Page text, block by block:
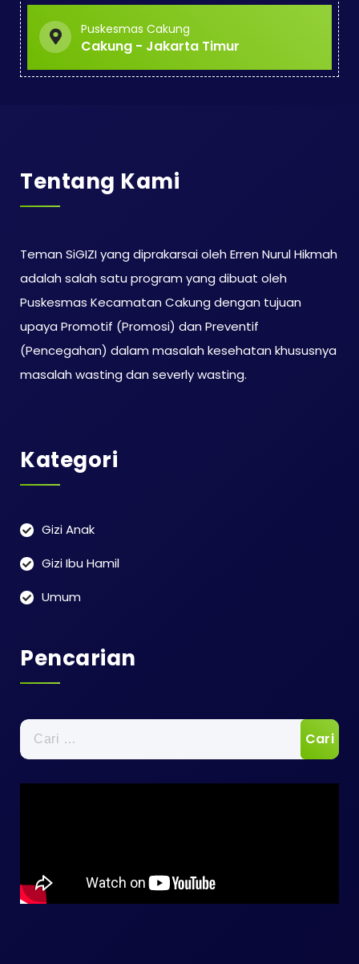
Puskesmas Cakung
Cakung - Jakarta Timur
Tentang Kami
Teman SiGIZI yang diprakarsai oleh Erren Nurul Hikmah
adalah salah satu program yang dibuat oleh
Puskesmas Kecamatan Cakung dengan tujuan
upaya Promotif (Promosi) dan Preventif
(Pencegahan) dalam masalah kesehatan khususnya
masalah wasting dan severly wasting.
Kategori
Gizi Anak
Gizi Ibu Hamil
Umum
Pencarian
Cari
untuk: